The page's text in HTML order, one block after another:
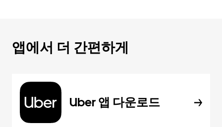
앱에서 더 간편하게
Uber 앱 다운로드